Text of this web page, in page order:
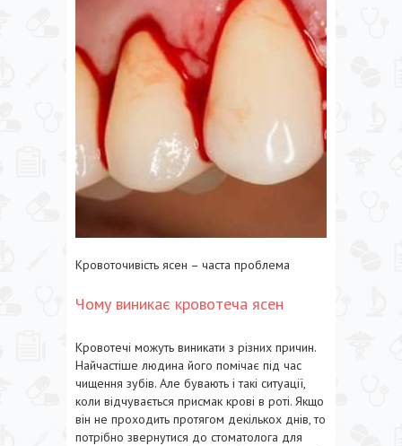
Кровоточивість ясен – часта проблема
Чому виникає кровотеча ясен
Кровотечі можуть виникати з різних причин.
Найчастіше людина його помічає під час
чищення зубів. Але бувають і такі ситуації,
коли відчувається присмак крові в роті. Якщо
він не проходить протягом декількох днів, то
потрібно звернутися до стоматолога для